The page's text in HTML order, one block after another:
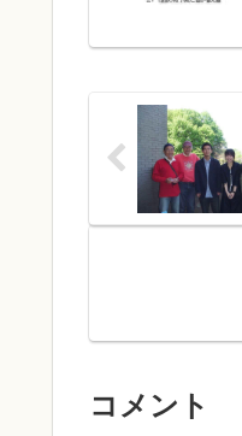
コメント